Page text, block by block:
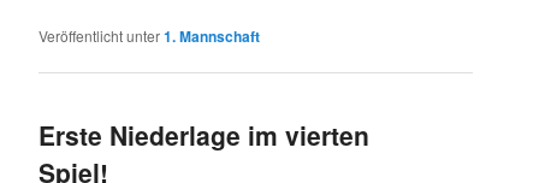
Veröffentlicht unter1. Mannschaft
Erste Niederlage im vierten
Spiel!